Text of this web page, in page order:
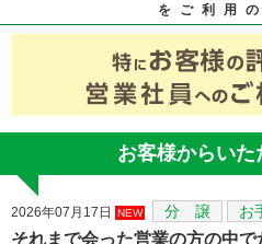
をご利用
お客様からい
2026年07月17日 NEW 分 譲 お
それまで会った営業の方の中